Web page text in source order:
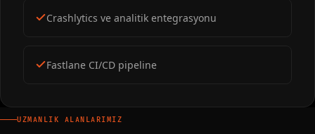
Crashlytics ve analitik entegrasyonu
Fastlane CI/CD pipeline
UZMANLIK ALANLARIMIZ